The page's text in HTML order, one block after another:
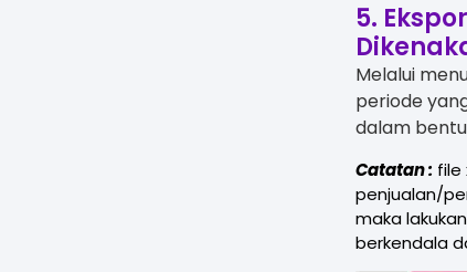
5.
Melalui
periode
dalam
Catatan : file
penjualan/
maka
berkendala